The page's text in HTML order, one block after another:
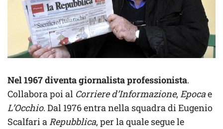
Nel 1967 diventa giornalista professionista.
Collabora poi al Corriere d’Informazione, Epocae
L’Occhio. Dal 1976 entra nella squadra di Eugenio
Scalfari aRepubblica, per la quale segue le